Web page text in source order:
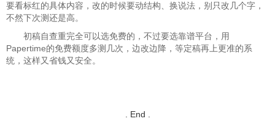
要看标红的具体内容，改的时候要动结构、换说法，别只改几个字，
不然下次测还是高。
初稿自查重完全可以选免费的，不过要选靠谱平台，用
Papertime的免费额度多测几次，边改边降，等定稿再上更准的系
统，这样又省钱又安全。
. End .